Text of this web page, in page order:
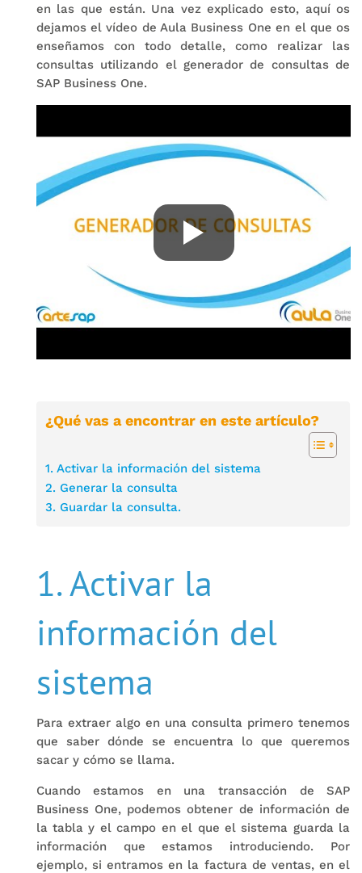
en las que están. Una vez explicado esto, aquí os
dejamos el vídeo de Aula Business One en el que os
enseñamos con todo detalle, como realizar las
consultas utilizando el generador de consultas de
SAP Business One.
¿Qué vas a encontrar en este artículo?
1. Activar la información del sistema
2. Generar la consulta
3. Guardar la consulta.
1. Activar la
información del
sistema
Para extraer algo en una consulta primero tenemos
que saber dónde se encuentra lo que queremos
sacar y cómo se llama.
Cuando estamos en una transacción de SAP
Business One, podemos obtener de información de
la tabla y el campo en el que el sistema guarda la
información que estamos introduciendo. Por
ejemplo, si entramos en la factura de ventas, en el